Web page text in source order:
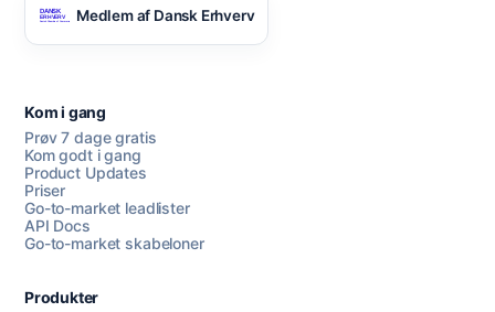
Medlem af Dansk Erhverv
Kom i gang
Prøv 7 dage gratis
Kom godt i gang
Product Updates
Priser
Go-to-market leadlister
API Docs
Go-to-market skabeloner
Produkter